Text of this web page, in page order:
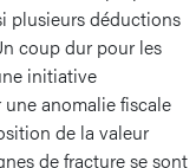
plusieurs déductions
coup dur pour les
initiative
anomalie fiscale
de la valeur
de fracture se sont